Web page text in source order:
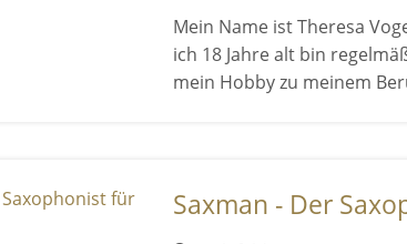
Mein Name ist Theresa
ich 18 Jahre alt bin
mein Hobby zu meinem
Saxman - Der